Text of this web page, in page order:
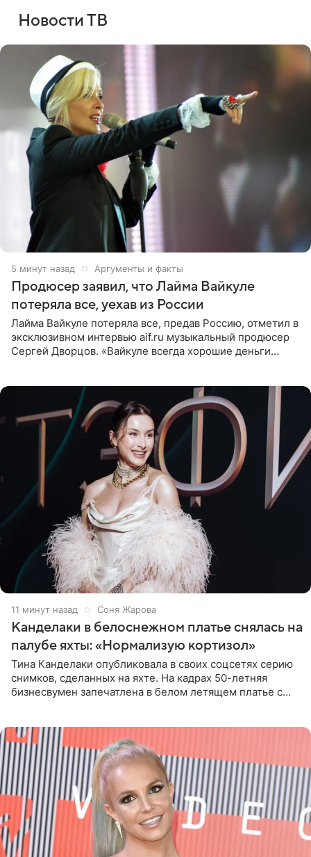
Новости ТВ
5 минут назад Аргументы и факты
Продюсер заявил, что Лайма Вайкуле
потеряла все, уехав из России
Лайма Вайкуле потеряла все, предав Россию, отметил в
эксклюзивном интервью aif.ru музыкальный продюсер
Сергей Дворцов. «Вайкуле всегда хорошие деньги
11 минут назад Соня Жарова
Канделаки в белоснежном платье снялась на
палубе яхты: «Нормализую кортизол»
Тина Канделаки опубликовала в своих соцсетях серию
снимков, сделанных на яхте. На кадрах 50-летняя
бизнесвумен запечатлена в белом летящем платье с